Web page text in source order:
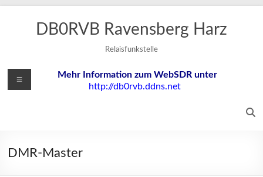
DB0RVB Ravensberg Harz
Relaisfunkstelle
Mehr Information zum WebSDR unter
http://db0rvb.ddns.net
Menü
DMR-Master